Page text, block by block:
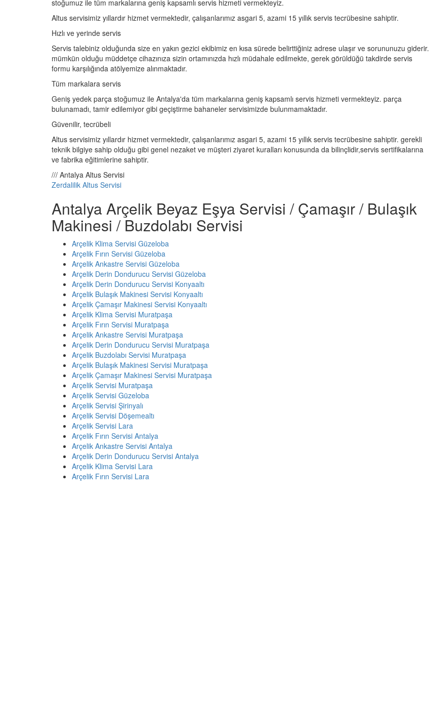
stoğumuz ile tüm markalarına geniş kapsamlı servis hizmeti vermekteyiz.
Altus servisimiz yıllardır hizmet vermektedir, çalışanlarımız asgari 5, azami 15 yıllık servis tecrübesine sahiptir.
Hızlı ve yerinde servis
Servis talebiniz olduğunda size en yakın gezici ekibimiz en kısa sürede belirttiğiniz adrese ulaşır ve sorununuzu giderir.
mümkün olduğu müddetçe cihazınıza sizin ortamınızda hızlı müdahale edilmekte, gerek görüldüğü takdirde servis
formu karşılığında atölyemize alınmaktadır.
Tüm markalara servis
Geniş yedek parça stoğumuz ile Antalya'da tüm markalarına geniş kapsamlı servis hizmeti vermekteyiz. parça
bulunamadı, tamir edilemiyor gibi geçiştirme bahaneler servisimizde bulunmamaktadır.
Güvenilir, tecrübeli
Altus servisimiz yıllardır hizmet vermektedir, çalışanlarımız asgari 5, azami 15 yıllık servis tecrübesine sahiptir. gerekli
teknik bilgiye sahip olduğu gibi genel nezaket ve müşteri ziyaret kuralları konusunda da bilinçlidir,servis sertifikalarına
ve fabrika eğitimlerine sahiptir.
/// Antalya Altus Servisi
Zerdalilik Altus Servisi
Antalya Arçelik Beyaz Eşya Servisi / Çamaşır / Bulaşık
Makinesi / Buzdolabı Servisi
Arçelik Klima Servisi Güzeloba
Arçelik Fırın Servisi Güzeloba
Arçelik Ankastre Servisi Güzeloba
Arçelik Derin Dondurucu Servisi Güzeloba
Arçelik Derin Dondurucu Servisi Konyaaltı
Arçelik Bulaşık Makinesi Servisi Konyaaltı
Arçelik Çamaşır Makinesi Servisi Konyaaltı
Arçelik Klima Servisi Muratpaşa
Arçelik Fırın Servisi Muratpaşa
Arçelik Ankastre Servisi Muratpaşa
Arçelik Derin Dondurucu Servisi Muratpaşa
Arçelik Buzdolabı Servisi Muratpaşa
Arçelik Bulaşık Makinesi Servisi Muratpaşa
Arçelik Çamaşır Makinesi Servisi Muratpaşa
Arçelik Servisi Muratpaşa
Arçelik Servisi Güzeloba
Arçelik Servisi Şirinyalı
Arçelik Servisi Döşemealtı
Arçelik Servisi Lara
Arçelik Fırın Servisi Antalya
Arçelik Ankastre Servisi Antalya
Arçelik Derin Dondurucu Servisi Antalya
Arçelik Klima Servisi Lara
Arçelik Fırın Servisi Lara